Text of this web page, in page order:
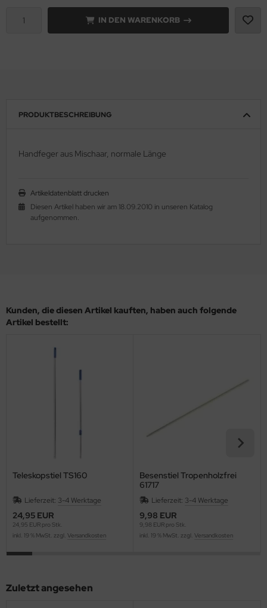
IN DEN WARENKORB
PRODUKTBESCHREIBUNG
Handfeger aus Mischaar, normale Länge
Artikeldatenblatt drucken
Diesen Artikel haben wir am 18.09.2010 in unseren Katalog
aufgenommen.
Kunden, die diesen Artikel kauften, haben auch folgende
Artikel bestellt:
Teleskopstiel TS160
Lieferzeit: 3-4 Werktage
24,95 EUR
24,95 EUR pro Stk.
inkl. 19 % MwSt. zzgl. Versandkosten
Besenstiel Tropenholzfrei
61717
Lieferzeit: 3-4 Werktage
9,98 EUR
9,98 EUR pro Stk.
inkl. 19 % MwSt. zzgl. Versandkosten
Zuletzt angesehen